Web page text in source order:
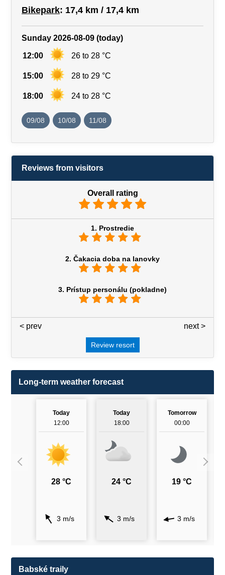
Bikepark: 17,4 km / 17,4 km
Sunday 2026-08-09 (today)
12:00 26 to 28 °C
15:00 28 to 29 °C
18:00 24 to 28 °C
09/08 10/08 11/08
Reviews from visitors
Overall rating
1. Prostredie
2. Čakacia doba na lanovky
3. Prístup personálu (pokladne)
next >
< prev
Review resort
Long-term weather forecast
Today
12:00
28 °C
3 m/s
Today
18:00
24 °C
3 m/s
Tomorrow
00:00
19 °C
3 m/s
Babské traily